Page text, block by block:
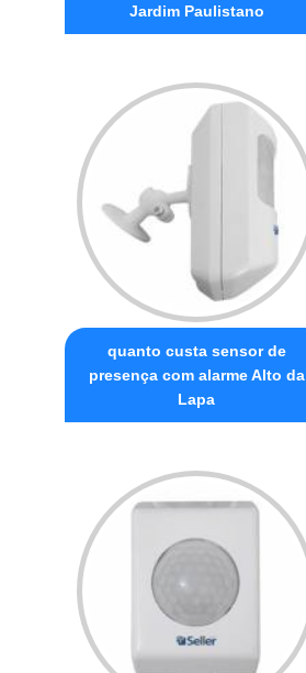
Jardim Paulistano
quanto custa sensor de
presença com alarme Alto da
Lapa